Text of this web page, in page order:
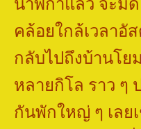
นาฬิกาแล้ว จะมื
คล้อยใกล้เวลาอั
กลับไปถึงบ้านโย
หลายกิโล ราว ๆ
กันพักใหญ่ ๆ เลย